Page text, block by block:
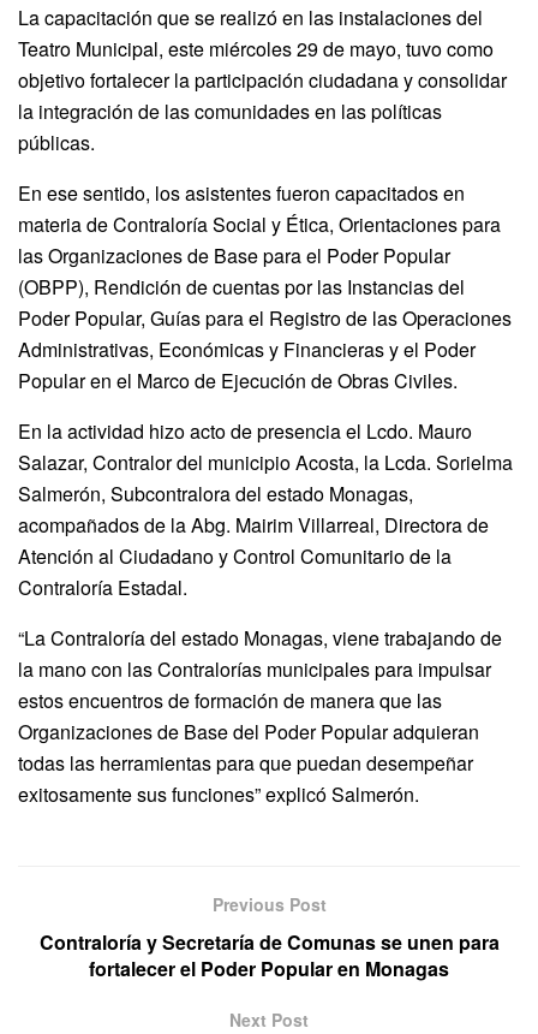
La capacitación que se realizó en las instalaciones del
Teatro Municipal, este miércoles 29 de mayo, tuvo como
objetivo fortalecer la participación ciudadana y consolidar
la integración de las comunidades en las políticas
públicas.
En ese sentido, los asistentes fueron capacitados en
materia de Contraloría Social y Ética, Orientaciones para
las Organizaciones de Base para el Poder Popular
(OBPP), Rendición de cuentas por las Instancias del
Poder Popular, Guías para el Registro de las Operaciones
Administrativas, Económicas y Financieras y el Poder
Popular en el Marco de Ejecución de Obras Civiles.
En la actividad hizo acto de presencia el Lcdo. Mauro
Salazar, Contralor del municipio Acosta, la Lcda. Sorielma
Salmerón, Subcontralora del estado Monagas,
acompañados de la Abg. Mairim Villarreal, Directora de
Atención al Ciudadano y Control Comunitario de la
Contraloría Estadal.
“La Contraloría del estado Monagas, viene trabajando de
la mano con las Contralorías municipales para impulsar
estos encuentros de formación de manera que las
Organizaciones de Base del Poder Popular adquieran
todas las herramientas para que puedan desempeñar
exitosamente sus funciones” explicó Salmerón.
Previous Post
Contraloría y Secretaría de Comunas se unen para
fortalecer el Poder Popular en Monagas
Next Post